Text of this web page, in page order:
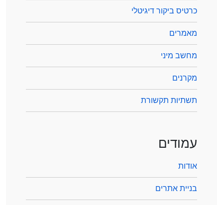
כרטיס ביקור דיגיטלי
מאמרים
מחשב מיני
מקרנים
תשתיות תקשורת
עמודים
אודות
בניית אתרים